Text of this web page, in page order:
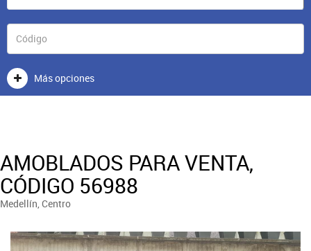
Más opciones
AMOBLADOS PARA VENTA,
CÓDIGO 56988
Medellín, Centro